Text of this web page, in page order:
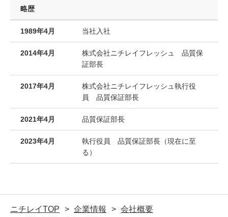
略歴
1989年4月 当社入社
2014年4月
株式会社ニチレイフレッシュ 品質保
証部長
2017年4月
株式会社ニチレイフレッシュ執行役
員 品質保証部長
2021年4月 品質保証部長
2023年4月
執行役員 品質保証部長（現在に至
る）
ニチレイTOP 企業情報
会社概要